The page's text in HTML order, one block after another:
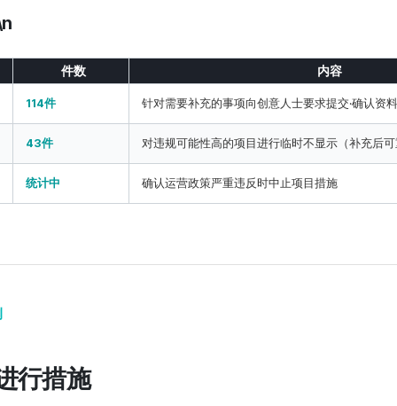
件数 内容
114件 针对需要补充的事项向创意人士要求提交·确认资料
43件 对违规可能性高的项目进行临时不显示（补充后
统计中 确认运营政策严重违反时中止项目措施
行措施